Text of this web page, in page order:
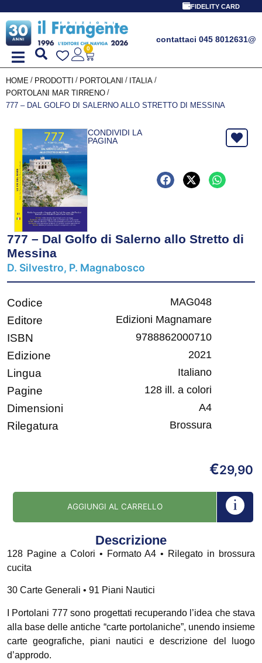
FIDELITY CARD
contattaci 045 8012631@
0
HOME / PRODOTTI / PORTOLANI / ITALIA /
PORTOLANI MAR TIRRENO /
777 – DAL GOLFO DI SALERNO ALLO STRETTO DI MESSINA
CONDIVIDI LA
PAGINA
777 – Dal Golfo di Salerno allo Stretto di
Messina
D. Silvestro, P. Magnabosco
Codice MAG048
Editore Edizioni Magnamare
ISBN ‎ 9788862000710
Edizione 2021
Lingua Italiano
Pagine 128 ill. a colori
Dimensioni A4
Rilegatura Brossura
€29,90
AGGIUNGI AL CARRELLO
Descrizione
128 Pagine a Colori • Formato A4 • Rilegato in brossura
cucita
30 Carte Generali • 91 Piani Nautici
I Portolani 777 sono progettati recuperando l’idea che stava
alla base delle antiche “carte portolaniche”, unendo insieme
carte geografiche, piani nautici e descrizione del luogo
d’approdo.